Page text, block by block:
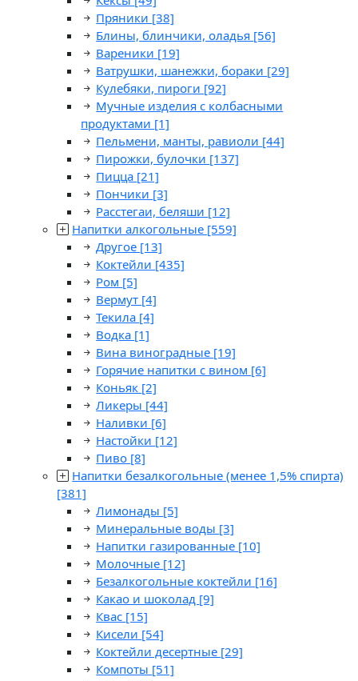
Пряники [38]
Блины, блинчики, оладья [56]
Вареники [19]
Ватрушки, шанежки, бораки [29]
Кулебяки, пироги [92]
Мучные изделия с колбасными
продуктами [1]
Пельмени, манты, равиоли [44]
Пирожки, булочки [137]
Пицца [21]
Пончики [3]
Расстегаи, беляши [12]
Напитки алкогольные [559]
Другое [13]
Коктейли [435]
Ром [5]
Вермут [4]
Текила [4]
Водка [1]
Вина виноградные [19]
Горячие напитки с вином [6]
Коньяк [2]
Ликеры [44]
Наливки [6]
Настойки [12]
Пиво [8]
Напитки безалкогольные (менее 1,5% спирта)
[381]
Лимонады [5]
Минеральные воды [3]
Напитки газированные [10]
Молочные [12]
Безалкогольные коктейли [16]
Какао и шоколад [9]
Квас [15]
Кисели [54]
Коктейли десертные [29]
Компоты [51]